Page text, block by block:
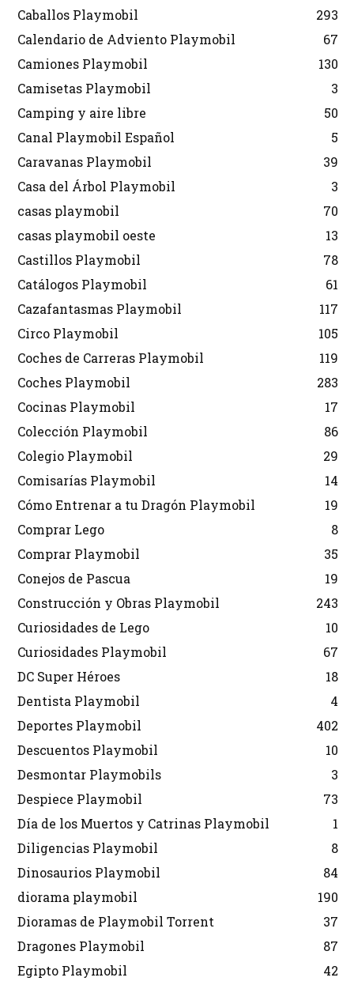
Caballos Playmobil
293
Calendario de Adviento Playmobil
67
Camiones Playmobil
130
Camisetas Playmobil
3
Camping y aire libre
50
Canal Playmobil Español
5
Caravanas Playmobil
39
Casa del Árbol Playmobil
3
casas playmobil
70
casas playmobil oeste
13
Castillos Playmobil
78
Catálogos Playmobil
61
Cazafantasmas Playmobil
117
Circo Playmobil
105
Coches de Carreras Playmobil
119
Coches Playmobil
283
Cocinas Playmobil
17
Colección Playmobil
86
Colegio Playmobil
29
Comisarías Playmobil
14
Cómo Entrenar a tu Dragón Playmobil
19
Comprar Lego
8
Comprar Playmobil
35
Conejos de Pascua
19
Construcción y Obras Playmobil
243
Curiosidades de Lego
10
Curiosidades Playmobil
67
DC Super Héroes
18
Dentista Playmobil
4
Deportes Playmobil
402
Descuentos Playmobil
10
Desmontar Playmobils
3
Despiece Playmobil
73
Día de los Muertos y Catrinas Playmobil
1
Diligencias Playmobil
8
Dinosaurios Playmobil
84
diorama playmobil
190
Dioramas de Playmobil Torrent
37
Dragones Playmobil
87
Egipto Playmobil
42